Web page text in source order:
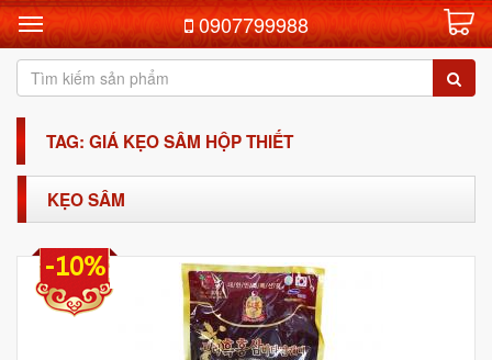
0907799988
TAG: GIÁ KẸO SÂM HỘP THIẾT
KẸO SÂM
-10%